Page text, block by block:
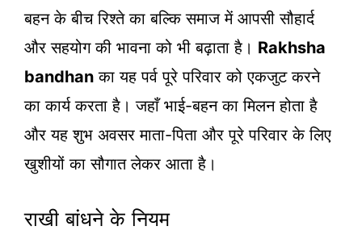
बहन के बीच रिश्ते का बल्कि समाज में आपसी सौहार्द
और सहयोग की भावना को भी बढ़ाता है। Rakhsha
bandhan का यह पर्व पूरे परिवार को एकजुट करने
का कार्य करता है। जहाँ भाई-बहन का मिलन होता है
और यह शुभ अवसर माता-पिता और पूरे परिवार के लिए
खुशीयों का सौगात लेकर आता है।
राखी बांधने के नियम